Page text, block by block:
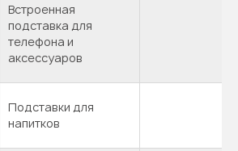
Встроенная
подставка для
телефона и
аксессуаров
Подставки для
напитков